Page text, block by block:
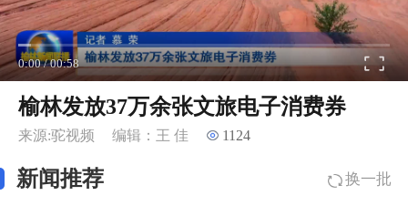
0:00/00:58
榆林发放37万余张文旅电子消费券
来源:驼视频 编辑：王 佳 1124
新闻推荐 换一批